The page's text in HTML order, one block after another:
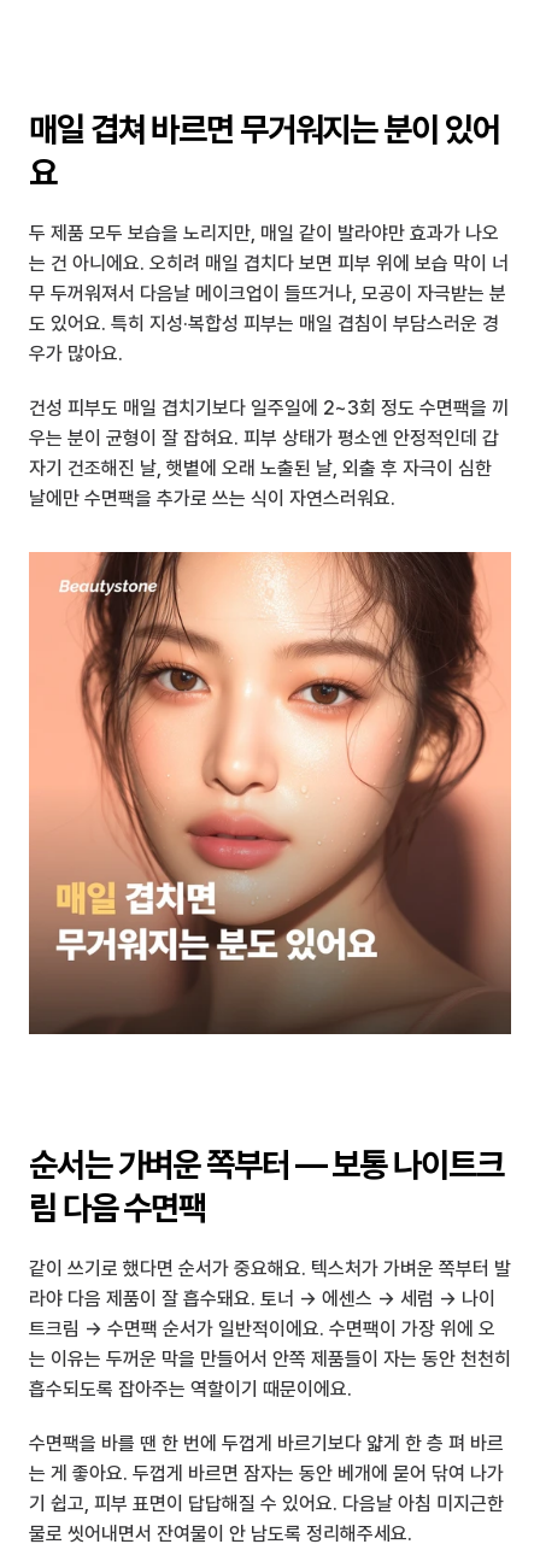
매일 겹쳐 바르면 무거워지는 분이 있어
요
두 제품 모두 보습을 노리지만, 매일 같이 발라야만 효과가 나오
는 건 아니에요. 오히려 매일 겹치다 보면 피부 위에 보습 막이 너
무 두꺼워져서 다음날 메이크업이 들뜨거나, 모공이 자극받는 분
도 있어요. 특히 지성·복합성 피부는 매일 겹침이 부담스러운 경
우가 많아요.
건성 피부도 매일 겹치기보다 일주일에 2~3회 정도 수면팩을 끼
우는 분이 균형이 잘 잡혀요. 피부 상태가 평소엔 안정적인데 갑
자기 건조해진 날, 햇볕에 오래 노출된 날, 외출 후 자극이 심한
날에만 수면팩을 추가로 쓰는 식이 자연스러워요.
순서는 가벼운 쪽부터 — 보통 나이트크
림 다음 수면팩
같이 쓰기로 했다면 순서가 중요해요. 텍스처가 가벼운 쪽부터 발
라야 다음 제품이 잘 흡수돼요. 토너 → 에센스 → 세럼 → 나이
트크림 → 수면팩 순서가 일반적이에요. 수면팩이 가장 위에 오
는 이유는 두꺼운 막을 만들어서 안쪽 제품들이 자는 동안 천천히
흡수되도록 잡아주는 역할이기 때문이에요.
수면팩을 바를 땐 한 번에 두껍게 바르기보다 얇게 한 층 펴 바르
는 게 좋아요. 두껍게 바르면 잠자는 동안 베개에 묻어 닦여 나가
기 쉽고, 피부 표면이 답답해질 수 있어요. 다음날 아침 미지근한
물로 씻어내면서 잔여물이 안 남도록 정리해주세요.